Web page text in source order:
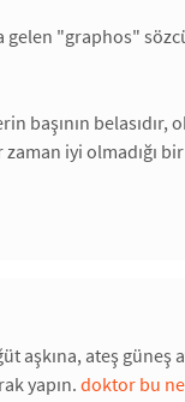
gelen "graphos"
başının
iyi olmadığı
aşkına, ateş güneş
yapın.doktor bu